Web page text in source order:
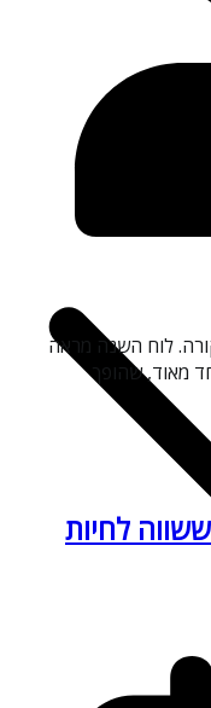
לוח השנה מראה
מאוד, שהופך
לחיות